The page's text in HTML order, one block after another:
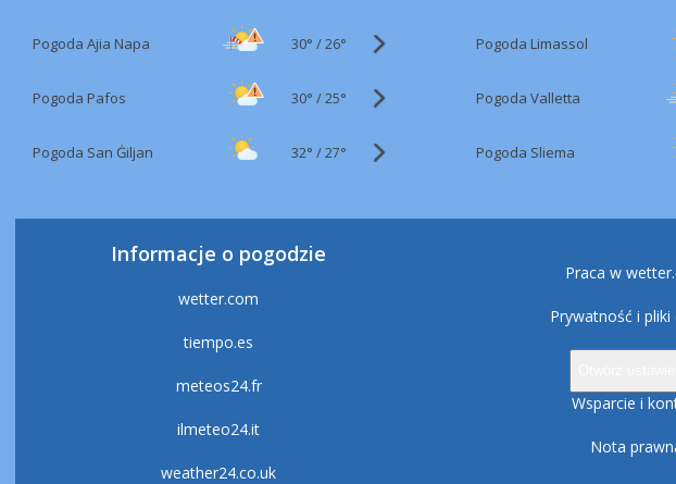
Pogoda Ajia Napa 30° /26° Pogoda Limassol
Pogoda Pafos 30° /25° Pogoda Valletta
Pogoda San Ġiljan 32° /27° Pogoda Sliema
Informacje o pogodzie
wetter.com
tiempo.es
meteos24.fr
ilmeteo24.it
weather24.co.uk
Praca w
Prywatność i
Wsparcie i
Nota